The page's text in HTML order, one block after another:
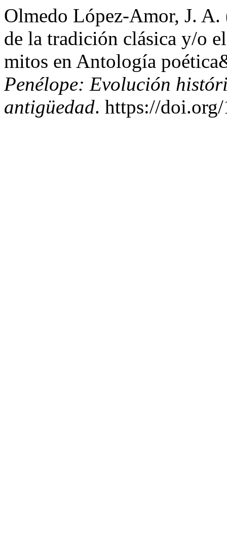
Olmedo López-Amor, J.
de la tradición clásica y/o
mitos en Antología
Penélope: Evolución
antigüedad. https://